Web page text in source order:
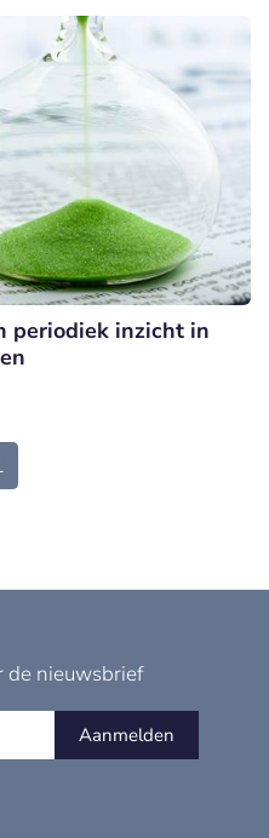
periodiek inzicht in
de nieuwsbrief
Aanmelden